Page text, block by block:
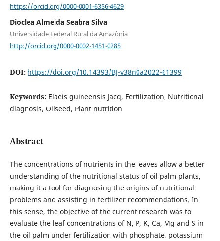
https://orcid.org/0000-0001-6356-4629
Dioclea Almeida Seabra Silva
Universidade Federal Rural da Amazônia
http://orcid.org/0000-0002-1451-0285
DOI: https://doi.org/10.14393/BJ-v38n0a2022-61399
Keywords: Elaeis guineensis Jacq, Fertilization, Nutritional
diagnosis, Oilseed, Plant nutrition
Abstract
The concentrations of nutrients in the leaves allow a better
understanding of the nutritional status of oil palm plants,
making it a tool for diagnosing the origins of nutritional
problems and assisting in fertilizer recommendations. In
this sense, the objective of the current research was to
evaluate the leaf concentrations of N, P, K, Ca, Mg and S in
the oil palm under fertilization with phosphate, potassium